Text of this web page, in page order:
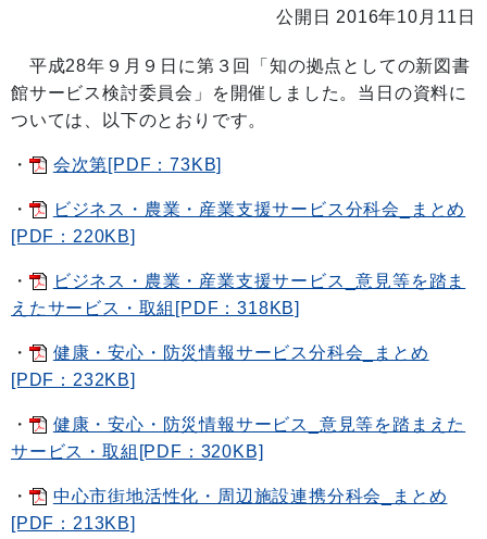
公開日 2016年10月11日
平成28年９月９日に第３回「知の拠点としての新図書
館サービス検討委員会」を開催しました。当日の資料に
ついては、以下のとおりです。
・ 会次第[PDF：73KB]
・
ビジネス・農業・産業支援サービス分科会_まとめ
[PDF：220KB]
・
ビジネス・農業・産業支援サービス_意見等を踏ま
えたサービス・取組[PDF：318KB]
・
健康・安心・防災情報サービス分科会_まとめ
[PDF：232KB]
・
健康・安心・防災情報サービス_意見等を踏まえた
サービス・取組[PDF：320KB]
・
中心市街地活性化・周辺施設連携分科会_まとめ
[PDF：213KB]